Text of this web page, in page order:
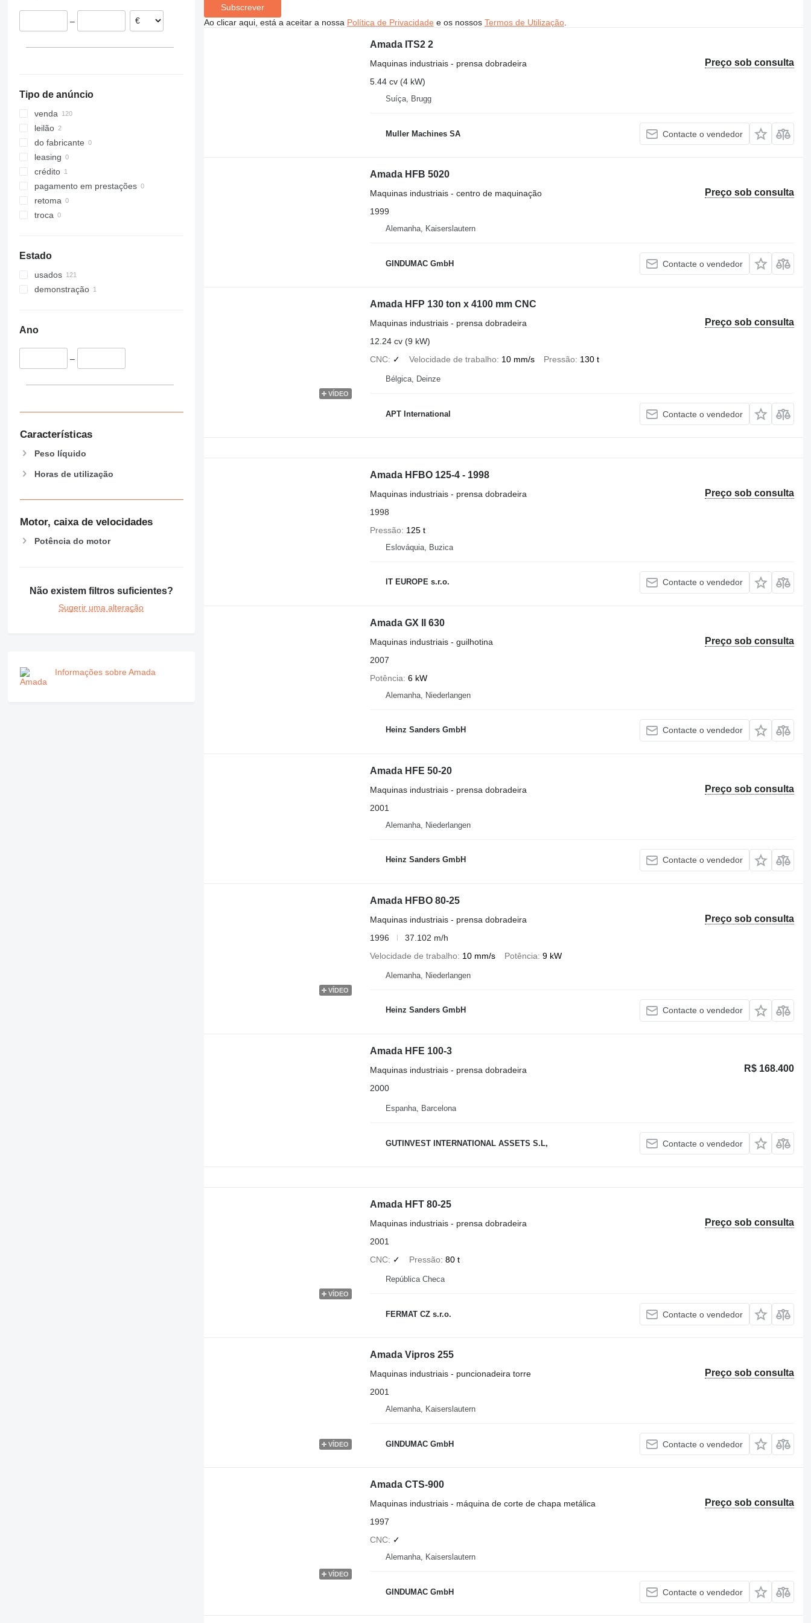
Eslováquia
Suíça
–
Tipo de anúncio
venda
leilão
do fabricante
leasing
crédito
pagamento em prestações
retoma
troca
Estado
usados
demonstração
Ano
–
Características
Peso líquido
Horas de utilização
Motor, caixa de velocidades
Potência do motor
Não existem filtros suficientes?
Sugerir uma alteração
Informações sobre Amada
Subscrever
Ao clicar aqui, está a aceitar a nossa Política de Privacidade e os nossos Termos de Utilização.
Amada ITS2 2
Preço sob consulta
Maquinas industriais - prensa dobradeira
5.44 cv (4 kW)
Suíça, Brugg
Muller Machines SA Contacte o vendedor
Amada HFB 5020
Preço sob consulta
Maquinas industriais - centro de maquinação
1999
Alemanha, Kaiserslautern
GINDUMAC GmbH Contacte o vendedor
VÍDEO
Amada HFP 130 ton x 4100 mm CNC
Preço sob consulta
Maquinas industriais - prensa dobradeira
12.24 cv (9 kW)
CNC
✓ Velocidade de trabalho 10 mm/s Pressão 130 t
Bélgica, Deinze
APT International Contacte o vendedor
Amada HFBO 125-4 - 1998
Preço sob consulta
Maquinas industriais - prensa dobradeira
1998
Pressão
125 t
Eslováquia, Buzica
IT EUROPE s.r.o. Contacte o vendedor
Amada GX II 630
Preço sob consulta
Maquinas industriais - guilhotina
2007
Potência 6 kW
Alemanha, Niederlangen
Heinz Sanders GmbH Contacte o vendedor
Amada HFE 50-20
Preço sob consulta
Maquinas industriais - prensa dobradeira
2001
Alemanha, Niederlangen
Heinz Sanders GmbH Contacte o vendedor
VÍDEO
Amada HFBO 80-25
Preço sob consulta
Maquinas industriais - prensa dobradeira
1996
37.102 m/h
Velocidade de trabalho
10 mm/s Potência 9 kW
Alemanha, Niederlangen
Heinz Sanders GmbH Contacte o vendedor
Amada HFE 100-3
R$ 168.400
Maquinas industriais - prensa dobradeira
2000
Espanha, Barcelona
GUTINVEST INTERNATIONAL ASSETS S.L, Contacte o vendedor
VÍDEO
Amada HFT 80-25
Preço sob consulta
Maquinas industriais - prensa dobradeira
2001
CNC
✓ Pressão 80 t
República Checa
FERMAT CZ s.r.o. Contacte o vendedor
VÍDEO
Amada Vipros 255
Preço sob consulta
Maquinas industriais - puncionadeira torre
2001
Alemanha, Kaiserslautern
GINDUMAC GmbH Contacte o vendedor
VÍDEO
Amada CTS-900
Preço sob consulta
Maquinas industriais - máquina de corte de chapa metálica
1997
CNC
✓
Alemanha, Kaiserslautern
GINDUMAC GmbH Contacte o vendedor